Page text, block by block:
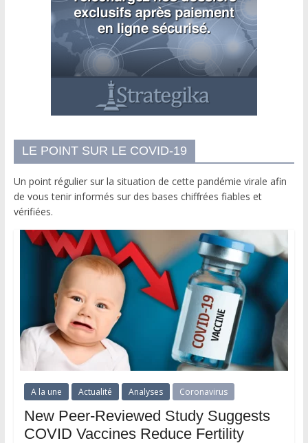
LE POINT SUR LE COVID-19
Un point régulier sur la situation de cette pandémie virale afin
de vous tenir informés sur des bases chiffrées fiables et
vérifiées.
A la une Actualité Analyses Coronavirus
New Peer-Reviewed Study Suggests
COVID Vaccines Reduce Fertility